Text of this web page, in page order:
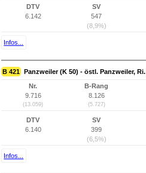
DTV
6.142
SV
547
(8,9%)
Infos...
B 421 Panzweiler (K 50) - östl. Panzweiler,
Nr.
9.716
(13.059)
B-Rang
8.126
(5.727)
DTV
6.140
SV
399
(6,5%)
Infos...